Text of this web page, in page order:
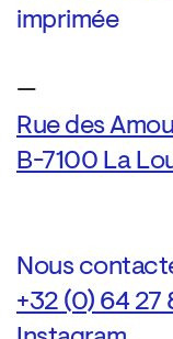
imprimée
—
Rue des
B-7100 La
Nous
+32 (0) 64 27